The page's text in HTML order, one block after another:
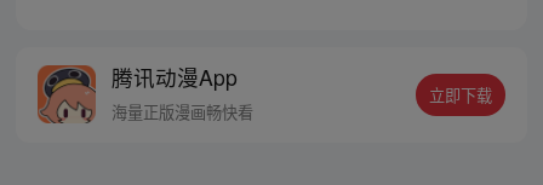
腾讯动漫App
海量正版漫画畅快看
立即下载